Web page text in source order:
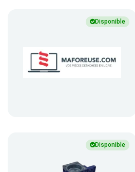
Disponible
Disponible